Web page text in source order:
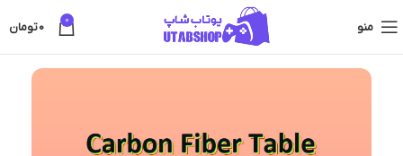
منو 0
0تومان